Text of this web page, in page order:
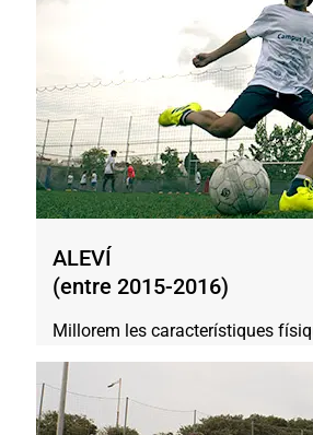
ALEVÍ
(entre 2015-2016)
Millorem les característiques